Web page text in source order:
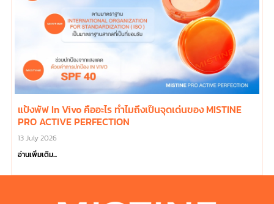
แป้งพัฟ In Vivo คืออะไร ทำไมถึงเป็นจุดเด่นของ MISTINE
PRO ACTIVE PERFECTION
13 July 2026
อ่านเพิ่มเติม...